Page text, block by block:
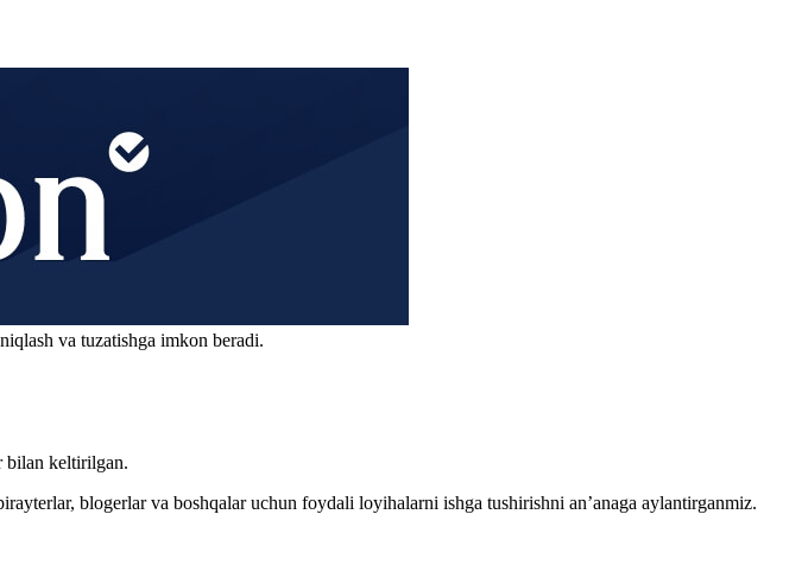
va tuzatishga imkon beradi.
bilan keltirilgan.
blogerlar va boshqalar uchun foydali loyihalarni ishga tushirishni an’anaga aylantirganmiz.